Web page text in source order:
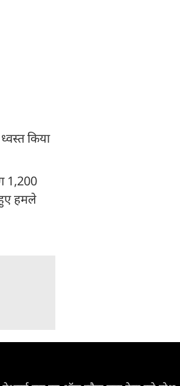
किया
1,200
हमले